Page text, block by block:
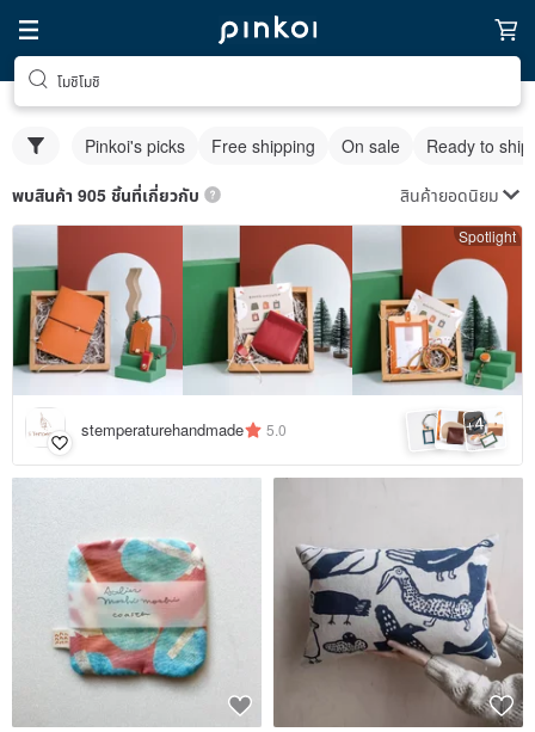
โมชิโมชิ
Pinkoi's picks Free shipping On sale Ready to ship
พบสินค้า 905 ชิ้นที่เกี่ยวกับ สินค้ายอดนิยม
Spotlight
stemperaturehandmade 5.0 +4